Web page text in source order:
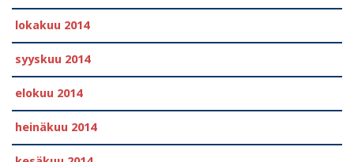
lokakuu 2014
syyskuu 2014
elokuu 2014
heinäkuu 2014